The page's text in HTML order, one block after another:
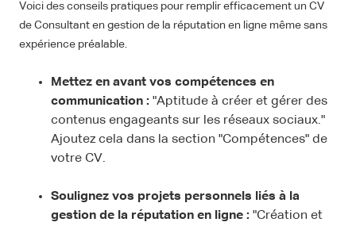
Voici des conseils pratiques pour remplir efficacement un CV
de Consultant en gestion de la réputation en ligne même sans
expérience préalable.
Mettez en avant vos compétences en
communication : "Aptitude à créer et gérer des
contenus engageants sur les réseaux sociaux."
Ajoutez cela dans la section "Compétences" de
votre CV.
Soulignez vos projets personnels liés à la
gestion de la réputation en ligne : "Création et